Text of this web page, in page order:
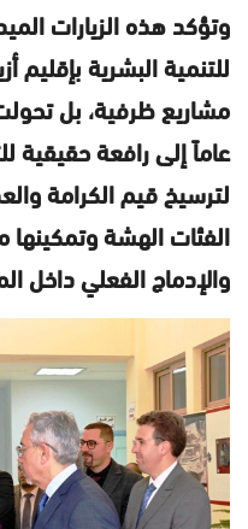
وتؤكد هذه الزيارات
للتنمية البشرية بإقليم
مشاريع ظرفية، بل
عاماً إلى رافعة حقيقية
لترسيخ قيم الكرامة
الفئات الهشة
والإدماج الفعلي داخل